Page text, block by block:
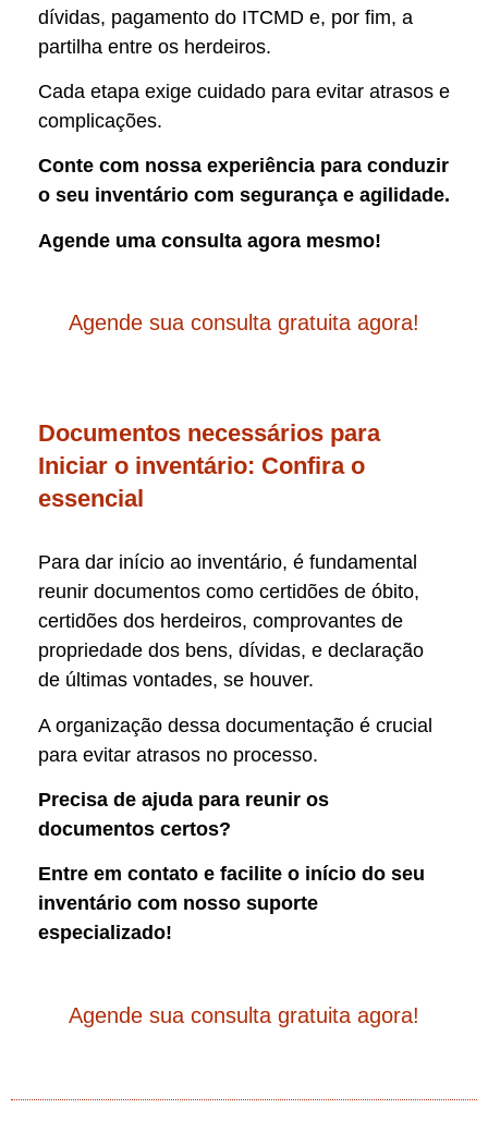
dívidas, pagamento do ITCMD e, por fim, a
partilha entre os herdeiros.
Cada etapa exige cuidado para evitar atrasos e
complicações.
Conte com nossa experiência para conduzir
o seu inventário com segurança e agilidade.
Agende uma consulta agora mesmo!
Agende sua consulta gratuita agora!
Documentos necessários para
Iniciar o inventário: Confira o
essencial
Para dar início ao inventário, é fundamental
reunir documentos como certidões de óbito,
certidões dos herdeiros, comprovantes de
propriedade dos bens, dívidas, e declaração
de últimas vontades, se houver.
A organização dessa documentação é crucial
para evitar atrasos no processo.
Precisa de ajuda para reunir os
documentos certos?
Entre em contato e facilite o início do seu
inventário com nosso suporte
especializado!
Agende sua consulta gratuita agora!